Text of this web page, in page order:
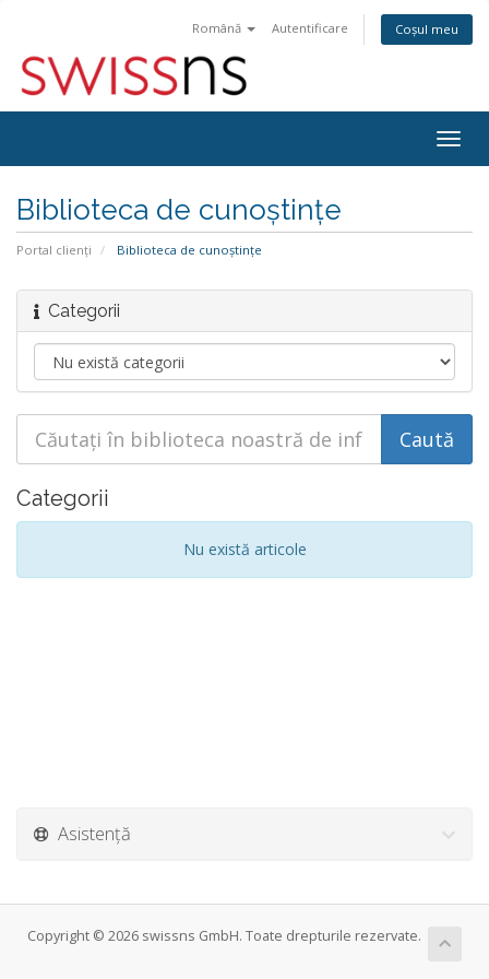
Română Autentificare Coșul meu
Biblioteca de cunoștințe
Portal clienți Biblioteca de cunoștințe
Categorii
Categorii
Nu există articole
Asistență
Copyright © 2026 swissns GmbH. Toate drepturile rezervate.